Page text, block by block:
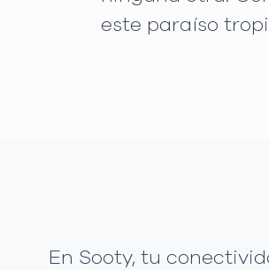
este paraíso
En Sooty, tu